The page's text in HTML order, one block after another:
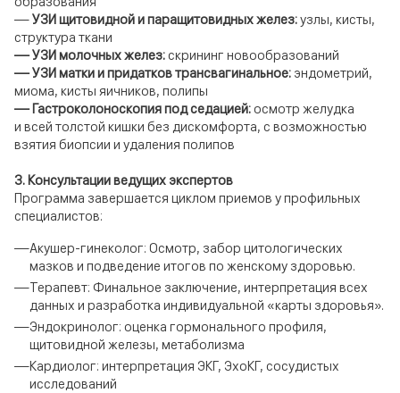
—УЗИ щитовидной и паращитовидных желез:узлы, кисты,
структура ткани
— УЗИ молочных желез:скрининг новообразований
— УЗИ матки и придатков трансвагинальное: эндометрий,
миома, кисты яичников, полипы
— Гастроколоноскопия под седацией:осмотр желудка
и всей толстой кишки без дискомфорта, с возможностью
взятия биопсии и удаления полипов
3. Консультации ведущих экспертов
Программа завершается циклом приемов у профильных
специалистов:
Акушер-гинеколог: Осмотр, забор цитологических
мазков и подведение итогов по женскому здоровью.
Терапевт: Финальное заключение, интерпретация всех
данных и разработка индивидуальной «карты здоровья».
Эндокринолог: оценка гормонального профиля,
щитовидной железы, метаболизма
Кардиолог: интерпретация ЭКГ, ЭхоКГ, сосудистых
исследований